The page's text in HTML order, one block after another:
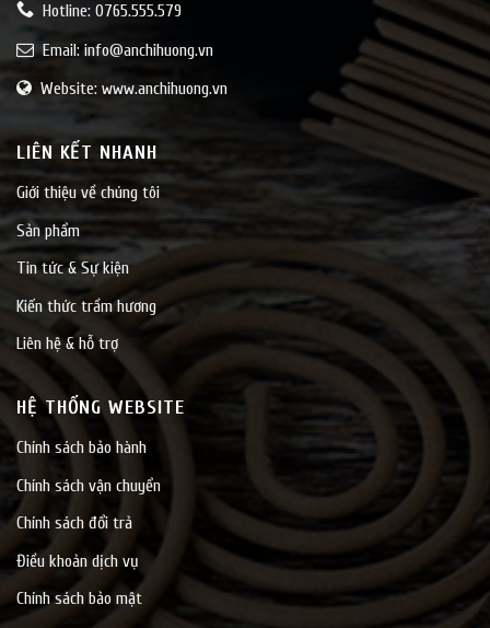
Hotline: 0765.555.579
Email: info@anchihuong.vn
Website: www.anchihuong.vn
LIÊN KẾT NHANH
Giới thiệu về chúng tôi
Sản phẩm
Tin tức & Sự kiện
Kiến thức trầm hương
Liên hệ & hỗ trợ
HỆ THỐNG WEBSITE
Chính sách bảo hành
Chính sách vận chuyển
Chính sách đổi trả
Điều khoản dịch vụ
Chính sách bảo mật